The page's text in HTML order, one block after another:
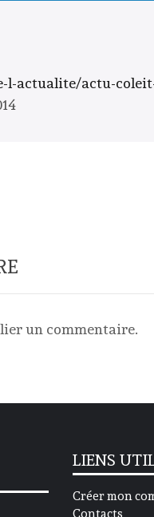
actualite/actu-
un commentaire.
LIENS
Créer mon
Contacts